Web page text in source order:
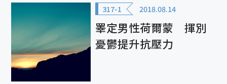
317-1 2018.08.14
睪定男性荷爾蒙 揮別
憂鬱提升抗壓力